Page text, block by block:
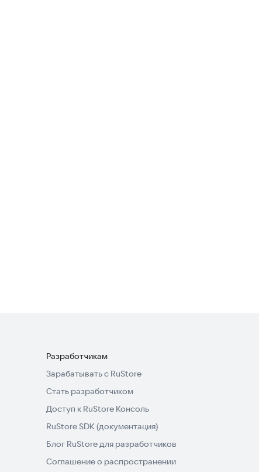
Разработчикам
Зарабатывать с RuStore
Стать разработчиком
Доступ к RuStore Консоль
RuStore SDK (документация)
Блог RuStore для разработчиков
Соглашение о распространении